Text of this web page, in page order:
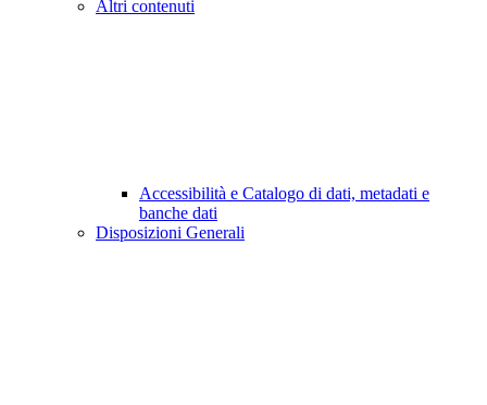
Altri contenuti
Accessibilità e Catalogo di dati, metadati e
banche dati
Disposizioni Generali